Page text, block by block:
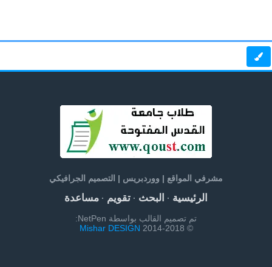
مشرفي المواقع | ووردبريس | التصميم الجرافيكي
الرئيسية· البحث· تقويم· مساعدة
تم تصميم القالب بواسطة NetPen:
© 2014-2018
Mishar DESIGN